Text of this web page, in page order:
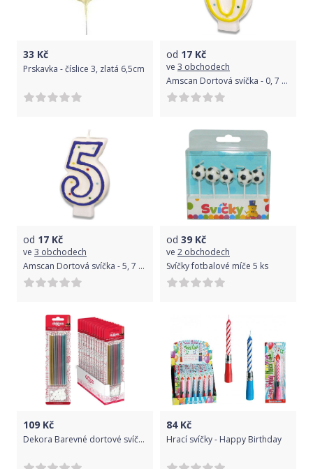
33 Kč
Prskavka - číslice 3, zlatá 6,5cm
od 17 Kč
ve 3 obchodech
Amscan Dortová svíčka - 0, 7 cm
od 17 Kč
ve 3 obchodech
Amscan Dortová svíčka - 5, 7 cm
od 39 Kč
ve 2 obchodech
Svíčky fotbalové míče 5 ks
109 Kč
Dekora Barevné dortové svíčky se zápichem 13cm
84Kč
Hrací svíčky - Happy Birthday